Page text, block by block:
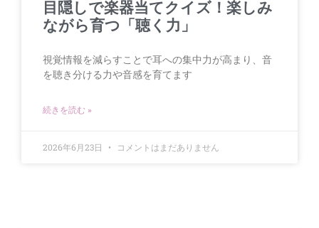
目隠しで楽器当てクイズ！楽しみ
ながら育つ「聴く力」
視覚情報を減らすことで耳への集中力が高まり、音
を聴き分ける力や音感を育てます
続きを読む »
2026年6月23日 コメントはまだありません